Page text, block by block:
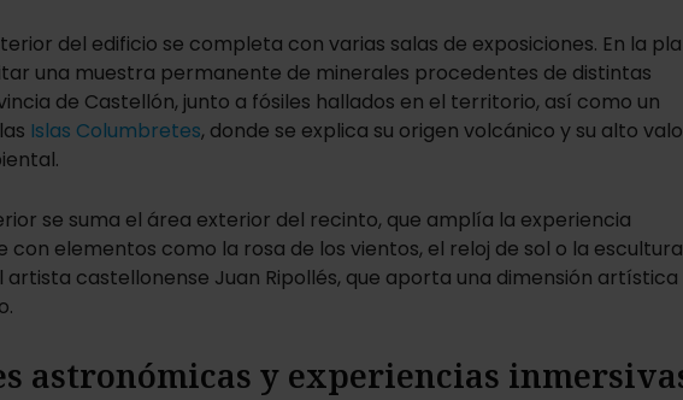
del edificio se completa con varias salas de exposiciones. En la
una muestra permanente de minerales procedentes de distintas
de Castellón, junto a fósiles hallados en el territorio, así como un
Islas Columbretes, donde se explica su origen volcánico y su alto
se suma el área exterior del recinto, que amplía la experiencia
con elementos como la rosa de los vientos, el reloj de sol o la
artista castellonense Juan Ripollés, que aporta una dimensión artística
astronómicas y experiencias